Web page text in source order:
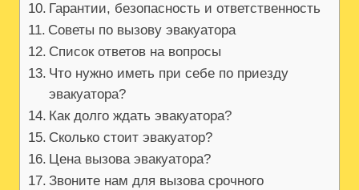
Гарантии, безопасность и ответственность
Советы по вызову эвакуатора
Список ответов на вопросы
Что нужно иметь при себе по приезду
эвакуатора?
Как долго ждать эвакуатора?
Сколько стоит эвакуатор?
Цена вызова эвакуатора?
Звоните нам для вызова срочного